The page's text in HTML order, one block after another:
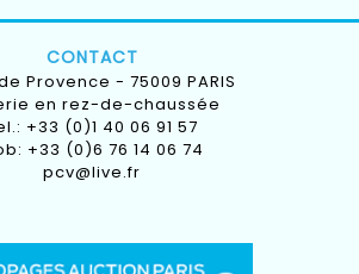
CONTACT
Provence - 75009 PARIS
en rez-de-chaussée
+33 (0)1 40 06 91 57
+33 (0)6 76 14 06 74
pcv@live.fr